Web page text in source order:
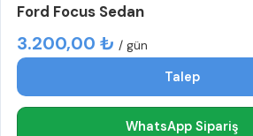
Ford Focus Sedan
3.200,00 ₺ / gün
Talep
WhatsApp Sipariş